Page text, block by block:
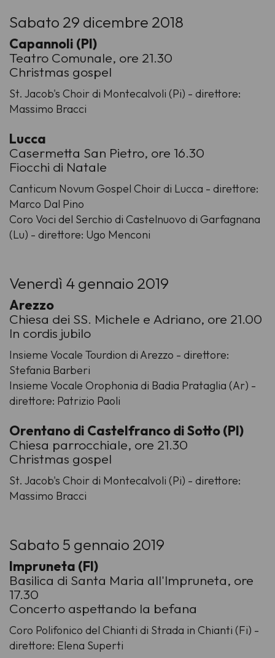
Sabato 29 dicembre 2018
Capannoli (PI)
Teatro Comunale, ore 21.30
Christmas gospel
St. Jacob's Choir di Montecalvoli (Pi) - direttore:
Massimo Bracci
Lucca
Casermetta San Pietro, ore 16.30
Fiocchi di Natale
Canticum Novum Gospel Choir di Lucca - direttore:
Marco Dal Pino
Coro Voci del Serchio di Castelnuovo di Garfagnana
(Lu) - direttore: Ugo Menconi
Venerdì 4 gennaio 2019
Arezzo
Chiesa dei SS. Michele e Adriano, ore 21.00
In cordis jubilo
Insieme Vocale Tourdion di Arezzo - direttore:
Stefania Barberi
Insieme Vocale Orophonia di Badia Prataglia (Ar) -
direttore: Patrizio Paoli
Orentano di Castelfranco di Sotto (PI)
Chiesa parrocchiale, ore 21.30
Christmas gospel
St. Jacob's Choir di Montecalvoli (Pi) - direttore:
Massimo Bracci
Sabato 5 gennaio 2019
Impruneta (FI)
Basilica di Santa Maria all'Impruneta, ore
17.30
Concerto aspettando la befana
Coro Polifonico del Chianti di Strada in Chianti (Fi) -
direttore: Elena Superti